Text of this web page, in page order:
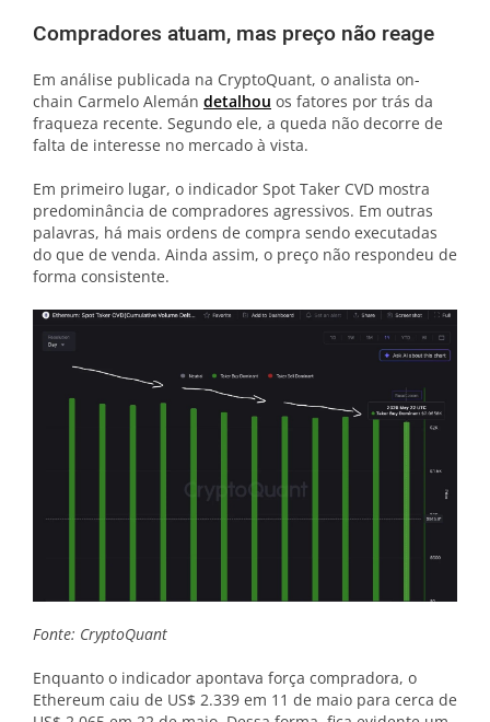
Compradores atuam, mas preço não reage
Em análise publicada na CryptoQuant, o analista on-
chain Carmelo Alemán detalhou os fatores por trás da
fraqueza recente. Segundo ele, a queda não decorre de
falta de interesse no mercado à vista.
Em primeiro lugar, o indicador Spot Taker CVD mostra
predominância de compradores agressivos. Em outras
palavras, há mais ordens de compra sendo executadas
do que de venda. Ainda assim, o preço não respondeu de
forma consistente.
Fonte: CryptoQuant
Enquanto o indicador apontava força compradora, o
Ethereum caiu de US$ 2.339 em 11 de maio para cerca de